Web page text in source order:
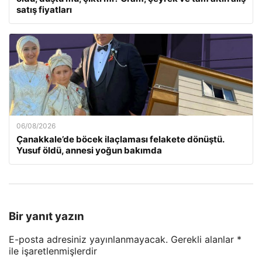
satış fiyatları
06/08/2026
Çanakkale’de böcek ilaçlaması felakete dönüştü.
Yusuf öldü, annesi yoğun bakımda
Bir yanıt yazın
E-posta adresiniz yayınlanmayacak. Gerekli alanlar *
ile işaretlenmişlerdir